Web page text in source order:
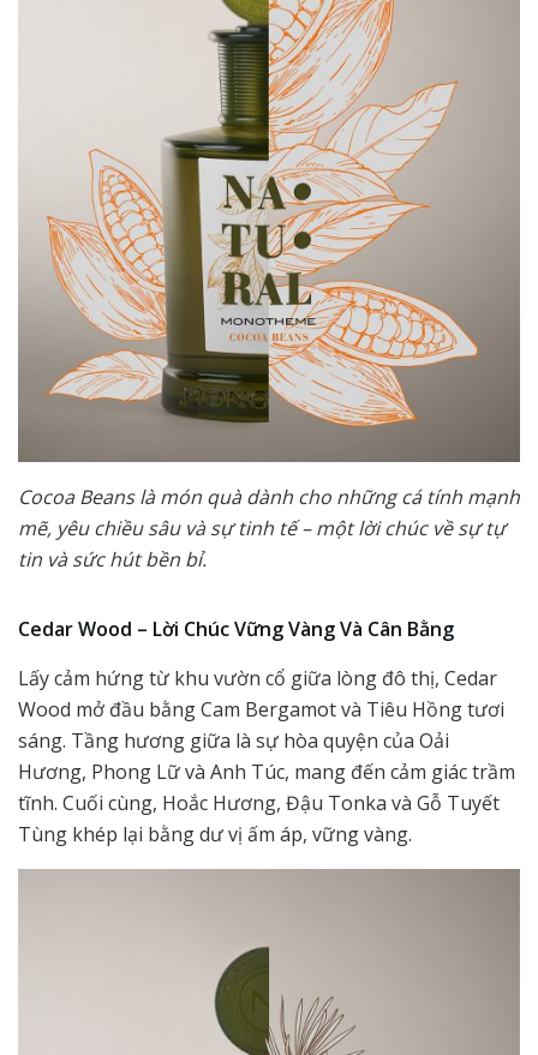
Cocoa Beans là món quà dành cho những cá tính mạnh
mẽ, yêu chiều sâu và sự tinh tế – một lời chúc về sự tự
tin và sức hút bền bỉ.
Cedar Wood – Lời Chúc Vững Vàng Và Cân Bằng
Lấy cảm hứng từ khu vườn cổ giữa lòng đô thị, Cedar
Wood mở đầu bằng Cam Bergamot và Tiêu Hồng tươi
sáng. Tầng hương giữa là sự hòa quyện của Oải
Hương, Phong Lữ và Anh Túc, mang đến cảm giác trầm
tĩnh. Cuối cùng, Hoắc Hương, Đậu Tonka và Gỗ Tuyết
Tùng khép lại bằng dư vị ấm áp, vững vàng.